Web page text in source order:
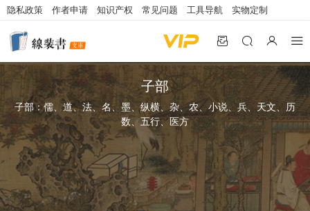
隐私政策 作者申请 知识产权 常见问题 工具导航 实物定制
子部
子部：儒、道、法、名、墨、纵横、杂、农、小说、兵、天文、历
数、五行、医方